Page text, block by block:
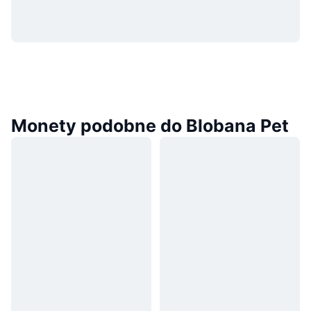
Monety podobne do Blobana Pet